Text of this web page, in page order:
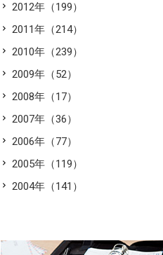
2012年（199）
2011年（214）
2010年（239）
2009年（52）
2008年（17）
2007年（36）
2006年（77）
2005年（119）
2004年（141）